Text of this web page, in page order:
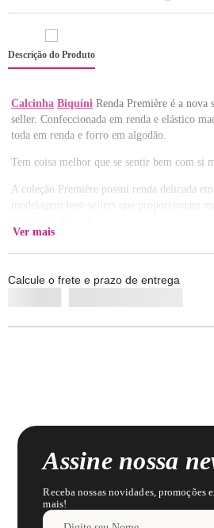
Descrição do Produto
Calcinha Biquíni Renda Première é a nova
seller. Confeccionada em renda e elástico
toda em renda e forro em algodão.
Tem coisa melhor que se sentir bem com si
A coleção Première possui renda delicada
Composição: Renda 90% Poliamida / 10%
Algodão
Ver mais
Calcule o frete e prazo de entrega
Assine nossa
Receba nossas novidades, promoções
mais!